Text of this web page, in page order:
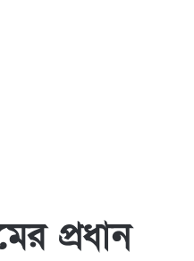
প্রধান